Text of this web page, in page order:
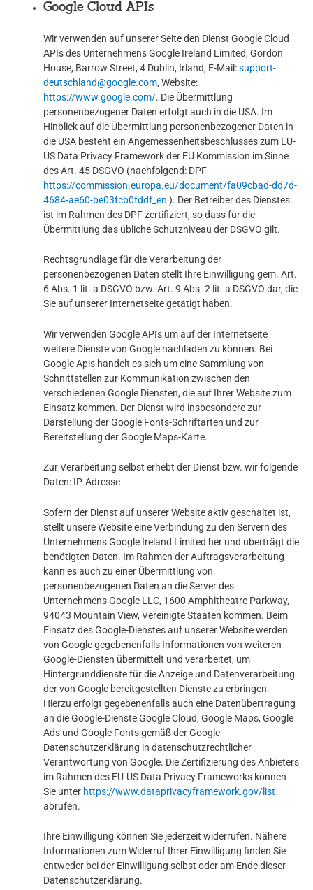
Google Cloud APIs
Wir verwenden auf unserer Seite den Dienst Google Cloud
APIs des Unternehmens Google Ireland Limited, Gordon
House, Barrow Street, 4 Dublin, Irland, E-Mail:support-
deutschland@google.com, Website:
https://www.google.com/. Die Übermittlung
personenbezogener Daten erfolgt auch in die USA. Im
Hinblick auf die Übermittlung personenbezogener Daten in
die USA besteht ein Angemessenheitsbeschlusses zum EU-
US Data Privacy Framework der EU Kommission im Sinne
des Art. 45 DSGVO (nachfolgend: DPF -
https://commission.europa.eu/document/fa09cbad-dd7d-
4684-ae60-be03fcb0fddf_en ). Der Betreiber des Dienstes
ist im Rahmen des DPF zertifiziert, so dass für die
Übermittlung das übliche Schutzniveau der DSGVO gilt.
Rechtsgrundlage für die Verarbeitung der
personenbezogenen Daten stellt Ihre Einwilligung gem. Art.
6 Abs. 1 lit. a DSGVO bzw. Art. 9 Abs. 2 lit. a DSGVO dar, die
Sie auf unserer Internetseite getätigt haben.
Wir verwenden Google APIs um auf der Internetseite
weitere Dienste von Google nachladen zu können. Bei
Google Apis handelt es sich um eine Sammlung von
Schnittstellen zur Kommunikation zwischen den
verschiedenen Google Diensten, die auf Ihrer Website zum
Einsatz kommen. Der Dienst wird insbesondere zur
Darstellung der Google Fonts-Schriftarten und zur
Bereitstellung der Google Maps-Karte.
Zur Verarbeitung selbst erhebt der Dienst bzw. wir folgende
Daten: IP-Adresse
Sofern der Dienst auf unserer Website aktiv geschaltet ist,
stellt unsere Website eine Verbindung zu den Servern des
Unternehmens Google Ireland Limited her und überträgt die
benötigten Daten. Im Rahmen der Auftragsverarbeitung
kann es auch zu einer Übermittlung von
personenbezogenen Daten an die Server des
Unternehmens Google LLC, 1600 Amphitheatre Parkway,
94043 Mountain View, Vereinigte Staaten kommen. Beim
Einsatz des Google-Dienstes auf unserer Website werden
von Google gegebenenfalls Informationen von weiteren
Google-Diensten übermittelt und verarbeitet, um
Hintergrunddienste für die Anzeige und Datenverarbeitung
der von Google bereitgestellten Dienste zu erbringen.
Hierzu erfolgt gegebenenfalls auch eine Datenübertragung
an die Google-Dienste Google Cloud, Google Maps, Google
Ads und Google Fonts gemäß der Google-
Datenschutzerklärung in datenschutzrechtlicher
Verantwortung von Google. Die Zertifizierung des Anbieters
im Rahmen des EU-US Data Privacy Frameworks können
Sie unter https://www.dataprivacyframework.gov/list
abrufen.
Ihre Einwilligung können Sie jederzeit widerrufen. Nähere
Informationen zum Widerruf Ihrer Einwilligung finden Sie
entweder bei der Einwilligung selbst oder am Ende dieser
Datenschutzerklärung.